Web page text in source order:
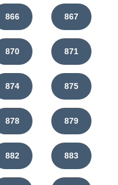
866 867
870 871
874 875
878 879
882 883